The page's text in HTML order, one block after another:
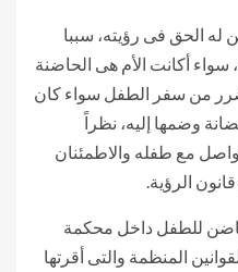
الحق فى رؤيته، سببا
أكانت الأم هى الحاضنة
من سفر الطفل سواء كان
وضمها إليه، نظراً
مع طفله والاطمئنان
الرؤية.
للطفل داخل محكمة
المنظمة والتى أقرتها